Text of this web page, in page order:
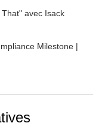
avec Isack
Milestone |